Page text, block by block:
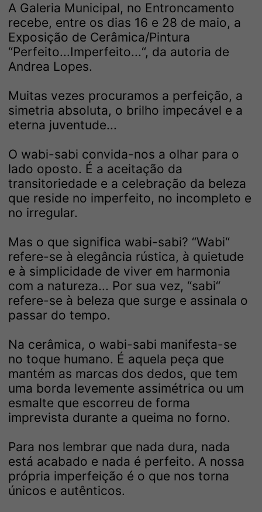
A Galeria Municipal, no Entroncamento
recebe, entre os dias 16 e 28 de maio, a
Exposição de Cerâmica/Pintura
“Perfeito...Imperfeito...“, da autoria de
Andrea Lopes.
Muitas vezes procuramos a perfeição, a
simetria absoluta, o brilho impecável e a
eterna juventude...
O wabi-sabi convida-nos a olhar para o
lado oposto. É a aceitação da
transitoriedade e a celebração da beleza
que reside no imperfeito, no incompleto e
no irregular.
Mas o que significa wabi-sabi? “Wabi“
refere-se à elegância rústica, à quietude
e à simplicidade de viver em harmonia
com a natureza... Por sua vez, “sabi“
refere-se à beleza que surge e assinala o
passar do tempo.
​Na cerâmica, o wabi-sabi manifesta-se
no toque humano. É aquela peça que
mantém as marcas dos dedos, que tem
uma borda levemente assimétrica ou um
esmalte que escorreu de forma
imprevista durante a queima no forno.
​Para nos lembrar que nada dura, nada
está acabado e nada é perfeito. A nossa
própria imperfeição é o que nos torna
únicos e autênticos.